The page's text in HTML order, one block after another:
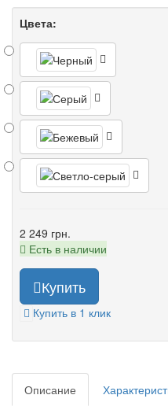
Цвета:
2 249 грн.
Есть в наличии
Купить
Купить в 1 клик
Описание